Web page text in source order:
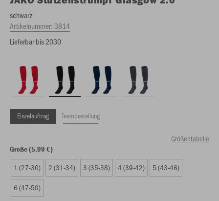
schwarz
Artikelnummer:3814
Lieferbar bis 2030
Einzelauftrag Teambestellung
Größentabelle
Größe (5,99 €)
1 (27-30) 2 (31-34) 3 (35-38) 4 (39-42) 5 (43-46)
6 (47-50)